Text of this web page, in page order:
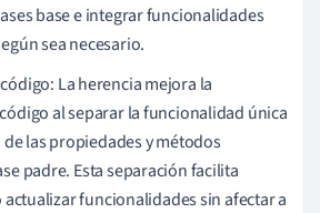
base e integrar funcionalidades
sea necesario.
La herencia mejora la
al separar la funcionalidad única
de las propiedades y métodos
padre. Esta separación facilita
funcionalidades sin afectar a